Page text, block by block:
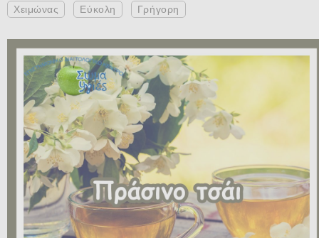
Χειμώνας Εύκολη Γρήγορη